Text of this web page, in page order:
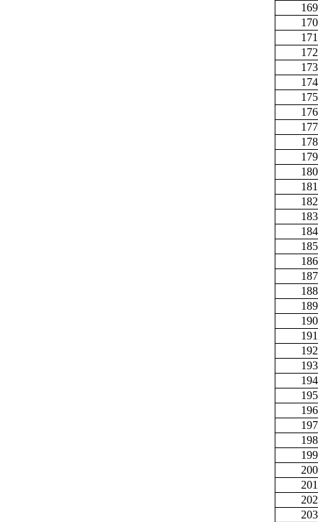
169
170
171
172
173
174
175
176
177
178
179
180
181
182
183
184
185
186
187
188
189
190
191
192
193
194
195
196
197
198
199
200
201
202
203